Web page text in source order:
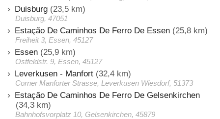
Duisburg (23,5 km)
Duisburg, 47051
Estação De Caminhos De Ferro De Essen (25,8 km)
Freiheit 3, Essen, 45127
Essen (25,9 km)
Ostfeldstr. 9, Essen, 45127
Leverkusen - Manfort (32,4 km)
Corner Manforter Strasse, Leverkusen Wiesdorf, 51373
Estação De Caminhos De Ferro De Gelsenkirchen
(34,3 km)
Bahnhofsvorplatz 10, Gelsenkirchen, 45879